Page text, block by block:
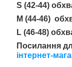
S (42-44)
M (44-46)
L (46-48)
Посилання
інтернет-